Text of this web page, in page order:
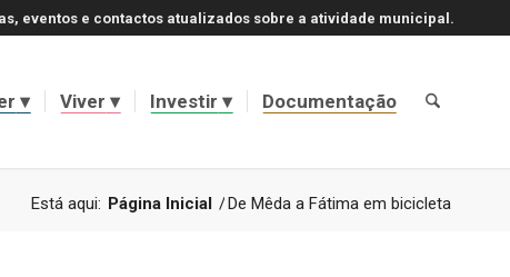
eventos e contactos atualizados sobre a atividade municipal.
Viver Investir Documentação
Está aqui: Página Inicial /De Mêda a Fátima em bicicleta